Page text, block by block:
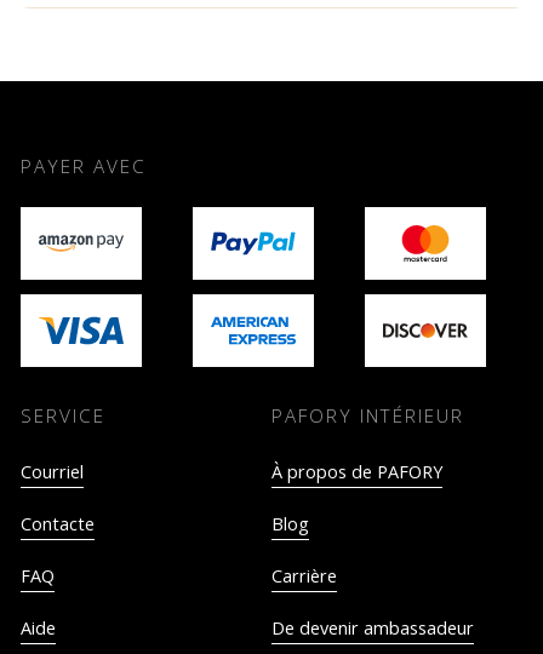
PAYER AVEC
SERVICE
Courriel
Contacte
FAQ
Aide
PAFORY INTÉRIEUR
À propos de PAFORY
Blog
Carrière
De devenir ambassadeur